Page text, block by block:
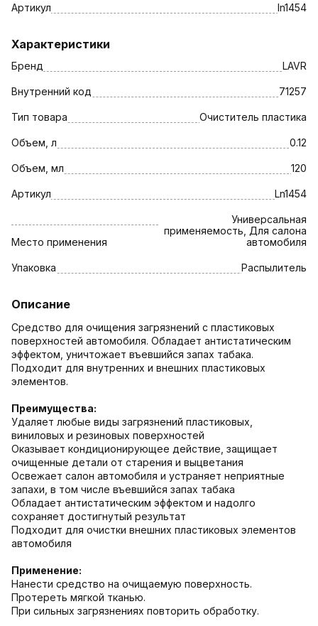
Артикул ln1454
Характеристики
Бренд LAVR
Внутренний код 71257
Тип товара Очиститель пластика
Объем, л 0.12
Объем, мл 120
Артикул Ln1454
Место применения
Универсальная
применяемость, Для салона
автомобиля
Упаковка Распылитель
Описание
Средство для очищения загрязнений с пластиковых
поверхностей автомобиля. Обладает антистатическим
эффектом, уничтожает въевшийся запах табака.
Подходит для внутренних и внешних пластиковых
элементов.
Преимущества:
Удаляет любые виды загрязнений пластиковых,
виниловых и резиновых поверхностей
Оказывает кондиционирующее действие, защищает
очищенные детали от старения и выцветания
Освежает салон автомобиля и устраняет неприятные
запахи, в том числе въевшийся запах табака
Обладает антистатическим эффектом и надолго
сохраняет достигнутый результат
Подходит для очистки внешних пластиковых элементов
автомобиля
Применение:
Нанести средство на очищаемую поверхность.
Протереть мягкой тканью.
При сильных загрязнениях повторить обработку.